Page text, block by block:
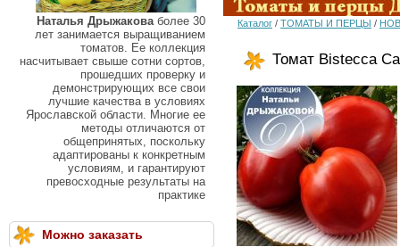
Наталья Дрыжаковаболее 30
лет занимается выращиванием
томатов. Ее коллекция
насчитывает свыше сотни сортов,
прошедших проверку и
демонстрирующих все свои
лучшие качества в условиях
Ярославской области. Многие ее
методы отличаются от
общепринятых, поскольку
адаптированы к конкретным
условиям, и гарантируют
превосходные результаты на
практике
Можно заказать
Каталог / ТОМАТЫ И ПЕРЦЫ /
Томат Bistecca